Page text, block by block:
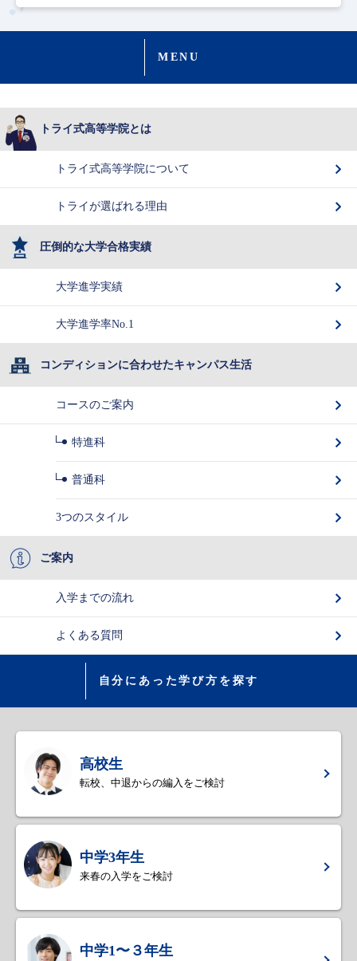
MENU
トライ式高等学院とは
トライ式高等学院について
トライが選ばれる理由
圧倒的な大学合格実績
大学進学実績
大学進学率No.1
コンディションに合わせたキャンパス生活
コースのご案内
特進科
普通科
3つのスタイル
ご案内
入学までの流れ
よくある質問
自分にあった学び方を探す
高校生
転校、中退からの編入をご検討
中学3年生
来春の入学をご検討
中学1〜３年生